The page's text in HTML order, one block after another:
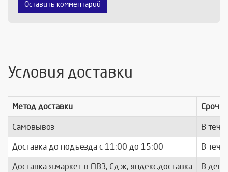
Оставить комментарий
Условия доставки
Метод доставки
Самовывоз В
Доставка до подъезда c 11:00 до 15:00 В
Доставка я.маркет в ПВЗ, Сдэк, яндекс.доставка В день